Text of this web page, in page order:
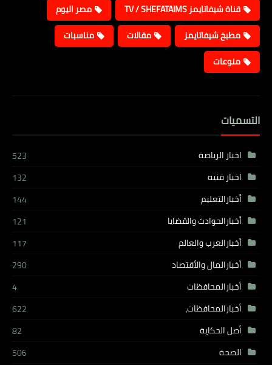
قناة شيفاتايمز TV / SHEFATAIMS
مصر اليوم
مطبخ شيفاتايمز
مقالات
مناسبات
منوعات
التسميات
اخبار الرياضة
523
اخبار فنيه
132
أخبارالتعليم
144
أخبارالحوادث والقضايا
121
أخبارالعرب والعالم
117
أخبارالمال والأقتصاد
290
أخبارالمحافظات
4
أخبارالمحافظات،
622
أصل الحكاية
82
الصحة
506